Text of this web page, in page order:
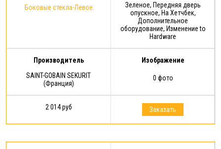
Боковые стекла-Левое
Зеленое, Передняя дверь
опускное, На Хетчбек,
Дополнительное
оборудование, Изменение to
Hardware
Производитель
SAINT-GOBAIN SEKURIT
(Франция)
Изображение
0 фото
2 014 руб Заказать